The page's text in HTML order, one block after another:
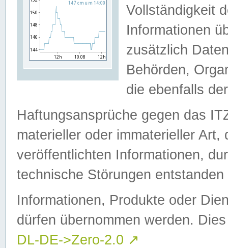
Vollständigkeit
Informationen
zusätzlich
Behörden,
die ebenfalls
Haftungsansprüche gegen das
materieller oder immaterieller
veröffentlichten Informationen,
technische Störungen
Informationen, Produkte oder
dürfen übernommen werden.
DL-DE->Zero-2.0 ↗